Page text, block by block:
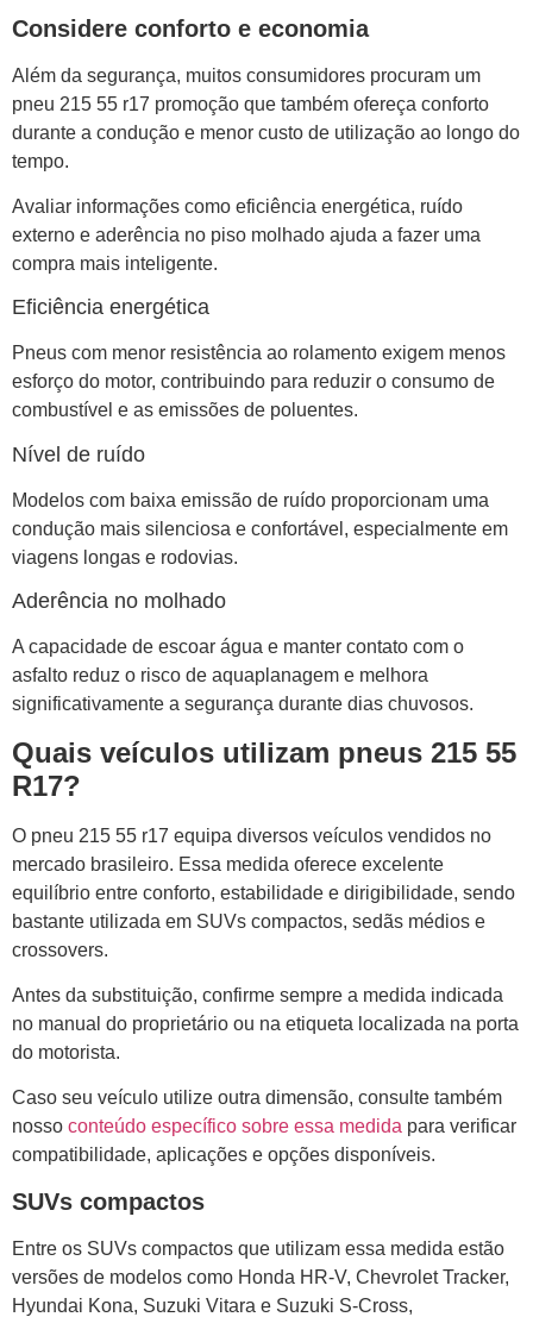
Considere conforto e economia
Além da segurança, muitos consumidores procuram um
pneu 215 55 r17 promoção que também ofereça conforto
durante a condução e menor custo de utilização ao longo do
tempo.
Avaliar informações como eficiência energética, ruído
externo e aderência no piso molhado ajuda a fazer uma
compra mais inteligente.
Eficiência energética
Pneus com menor resistência ao rolamento exigem menos
esforço do motor, contribuindo para reduzir o consumo de
combustível e as emissões de poluentes.
Nível de ruído
Modelos com baixa emissão de ruído proporcionam uma
condução mais silenciosa e confortável, especialmente em
viagens longas e rodovias.
Aderência no molhado
A capacidade de escoar água e manter contato com o
asfalto reduz o risco de aquaplanagem e melhora
significativamente a segurança durante dias chuvosos.
Quais veículos utilizam pneus 215 55
R17?
O pneu 215 55 r17 equipa diversos veículos vendidos no
mercado brasileiro. Essa medida oferece excelente
equilíbrio entre conforto, estabilidade e dirigibilidade, sendo
bastante utilizada em SUVs compactos, sedãs médios e
crossovers.
Antes da substituição, confirme sempre a medida indicada
no manual do proprietário ou na etiqueta localizada na porta
do motorista.
Caso seu veículo utilize outra dimensão, consulte também
nosso conteúdo específico sobre essa medida para verificar
compatibilidade, aplicações e opções disponíveis.
SUVs compactos
Entre os SUVs compactos que utilizam essa medida estão
versões de modelos como Honda HR-V, Chevrolet Tracker,
Hyundai Kona, Suzuki Vitara e Suzuki S-Cross,